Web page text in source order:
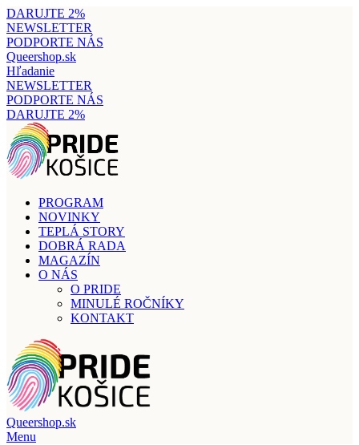
DARUJTE 2%
NEWSLETTER
PODPORTE NÁS
Queershop.sk
Hľadanie
NEWSLETTER
PODPORTE NÁS
DARUJTE 2%
PROGRAM
NOVINKY
TEPLÁ STORY
DOBRÁ RADA
MAGAZÍN
O NÁS
O PRIDE
MINULÉ ROČNÍKY
KONTAKT
Queershop.sk
Menu